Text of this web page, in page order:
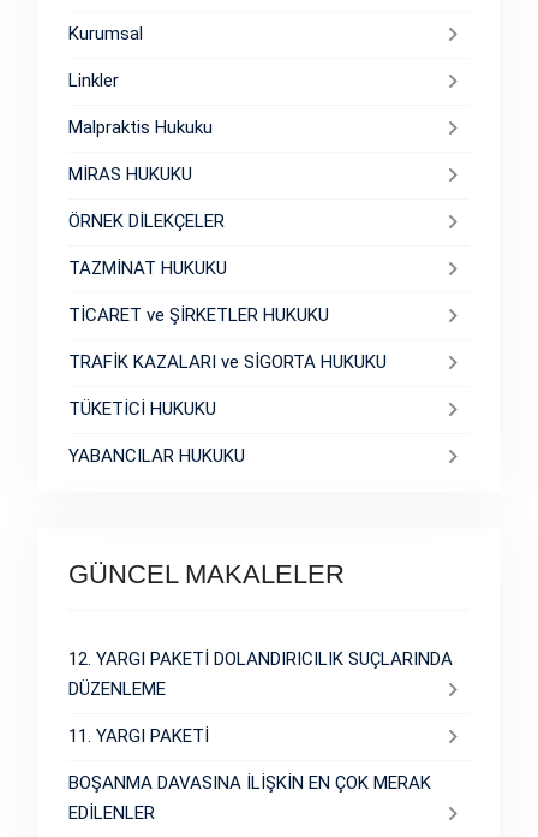
Kurumsal
Linkler
Malpraktis Hukuku
MİRAS HUKUKU
ÖRNEK DİLEKÇELER
TAZMİNAT HUKUKU
TİCARET ve ŞİRKETLER HUKUKU
TRAFİK KAZALARI ve SİGORTA HUKUKU
TÜKETİCİ HUKUKU
YABANCILAR HUKUKU
GÜNCEL MAKALELER
12. YARGI PAKETİ DOLANDIRICILIK SUÇLARINDA
DÜZENLEME
11. YARGI PAKETİ
BOŞANMA DAVASINA İLİŞKİN EN ÇOK MERAK
EDİLENLER